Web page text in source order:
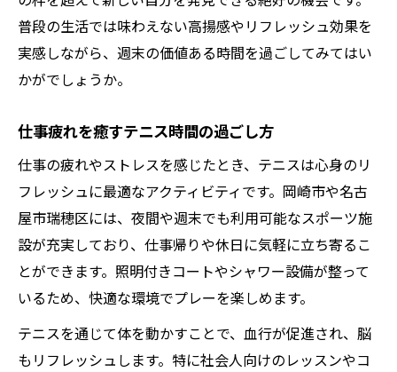
普段の生活では味わえない高揚感やリフレッシュ効果を
実感しながら、週末の価値ある時間を過ごしてみてはい
かがでしょうか。
仕事疲れを癒すテニス時間の過ごし方
仕事の疲れやストレスを感じたとき、テニスは心身のリ
フレッシュに最適なアクティビティです。岡崎市や名古
屋市瑞穂区には、夜間や週末でも利用可能なスポーツ施
設が充実しており、仕事帰りや休日に気軽に立ち寄るこ
とができます。照明付きコートやシャワー設備が整って
いるため、快適な環境でプレーを楽しめます。
テニスを通じて体を動かすことで、血行が促進され、脳
もリフレッシュします。特に社会人向けのレッスンやコ